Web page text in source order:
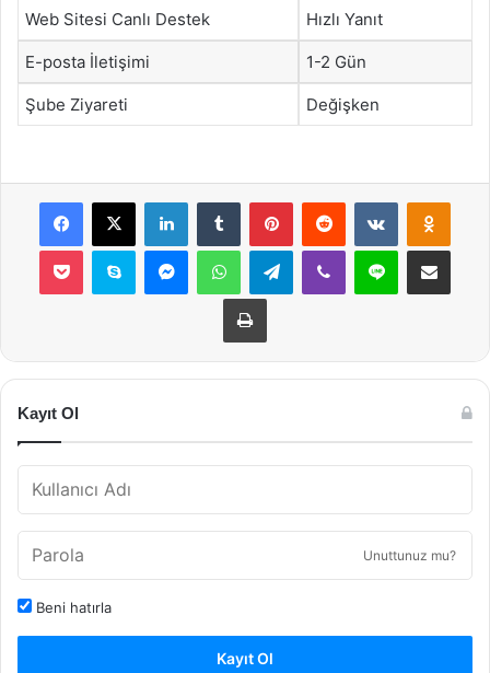
Web Sitesi Canlı Destek Hızlı Yanıt
E-posta İletişimi 1-2 Gün
Şube Ziyareti Değişken
Facebook
X LinkedInTumblr PinterestReddit VKontakte
Pocket Skype MessengerWhatsAppTelegramViber Line E-Posta ile
Yazdır
Kayıt Ol
Unuttunuz mu?
Beni hatırla
Kayıt Ol